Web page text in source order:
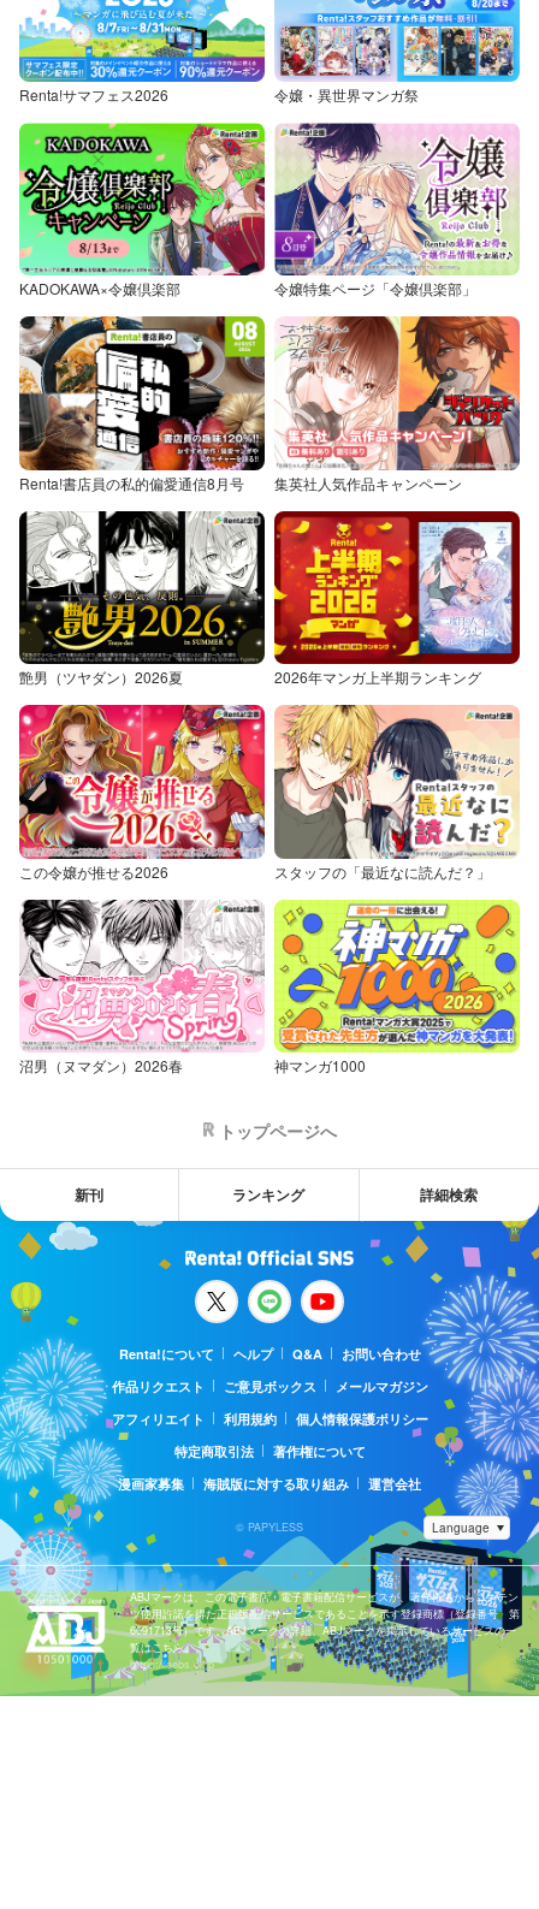
Renta!サマフェス2026 令嬢・異世界マンガ祭
KADOKAWA×令嬢倶楽部 令嬢特集ページ「令嬢倶楽部」
Renta!書店員の私的偏愛通信8月号 集英社人気作品キャンペーン
艶男（ツヤダン）2026夏 2026年マンガ上半期ランキング
この令嬢が推せる2026 スタッフの「最近なに読んだ？」
沼男（ヌマダン）2026春 神マンガ1000
トップページへ
新刊 ランキング 詳細検索
Renta!について ヘルプ Q&A
お問い合わせ
作品リクエスト
ご意見ボックス
メールマガジン
アフィリエイト
利用規約
個人情報保護ポリシー
特定商取引法
著作権について
漫画家募集
海賊版に対する取り組み 運営会社
© PAPYLESS
ABJマークは、この電子書店・電子書籍配信サービスが、著作権者からコンテン
ツ使用許諾を得た正規版配信サービスであることを示す登録商標（登録番号 第
6091713号）です。ABJマークの詳細、ABJマークを掲示しているサービスの一
覧はこちら。
https://aebs.or.jp